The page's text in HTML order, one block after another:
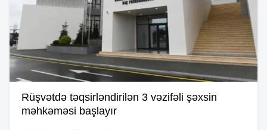
Rüşvətdə təqsirləndirilən 3 vəzifəli şəxsin
məhkəməsi başlayır